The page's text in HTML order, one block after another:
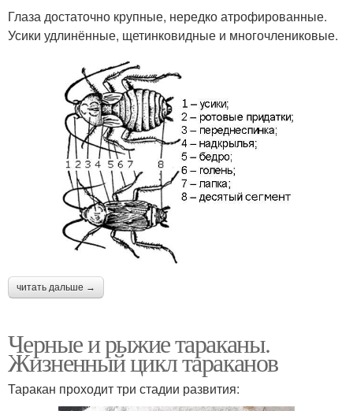
Глаза достаточно крупные, нередко атрофированные.
Усики удлинённые, щетинковидные и многочлениковые.
читать дальше →
Черные и рыжие тараканы.
Жизненный цикл тараканов
Таракан проходит три стадии развития: